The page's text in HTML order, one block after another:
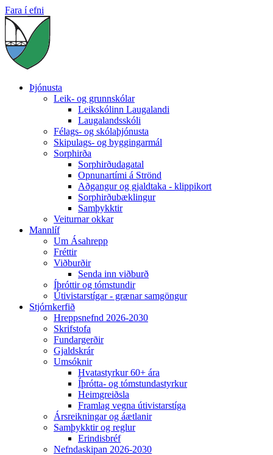
Fara í efni
Þjónusta
Leik- og grunnskólar
Leikskólinn Laugalandi
Laugalandsskóli
Félags- og skólaþjónusta
Skipulags- og byggingarmál
Sorphirða
Sorphirðudagatal
Opnunartími á Strönd
Aðgangur og gjaldtaka - klippikort
Sorphirðubæklingur
Samþykktir
Veiturnar okkar
Mannlíf
Um Ásahrepp
Fréttir
Viðburðir
Senda inn viðburð
Íþróttir og tómstundir
Útivistarstígar - grænar samgöngur
Stjórnkerfið
Hreppsnefnd 2026-2030
Skrifstofa
Fundargerðir
Gjaldskrár
Umsóknir
Hvatastyrkur 60+ ára
Íþrótta- og tómstundastyrkur
Heimgreiðsla
Framlag vegna útivistarstíga
Ársreikningar og áætlanir
Samþykktir og reglur
Erindisbréf
Nefndaskipan 2026-2030